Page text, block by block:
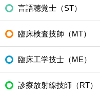
言語聴覚士（ST）
臨床検査技師（MT）
臨床工学技士（ME）
診療放射線技師（RT）